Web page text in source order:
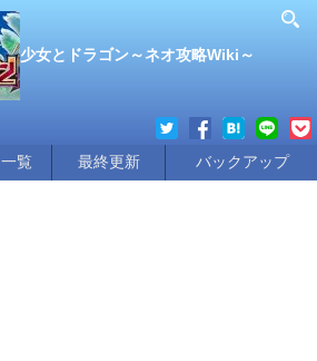
少女とドラゴン～ネオ攻略Wiki～
一覧 最終更新 バックアップ